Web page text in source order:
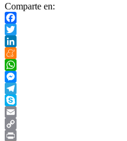
Comparte en:
Facebook
Twitter
LinkedIn
Meneame
WhatsApp
Messenger
Telegram
Skype
Email
Copy